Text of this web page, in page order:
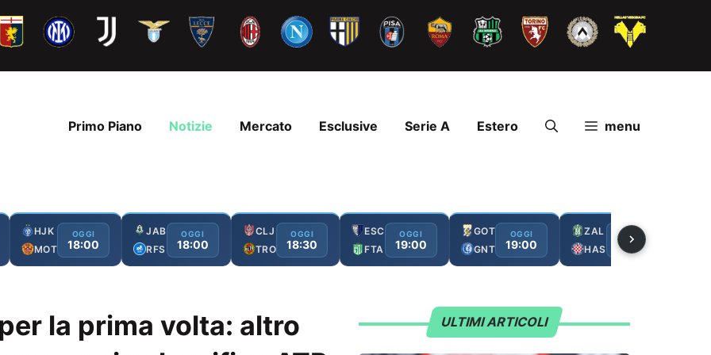
Primo Piano Notizie Mercato Esclusive Serie A Estero menu
HJK
MOT
OGGI
18:00
JAB
RFS
OGGI
18:00
CLJ
TRO
OGGI
18:30
ESC
FTA
OGGI
19:00
GOT
GNT
OGGI
19:00
ZAL
HAS
OGGI
19:00
la prima volta: altro
ULTIMI ARTICOLI